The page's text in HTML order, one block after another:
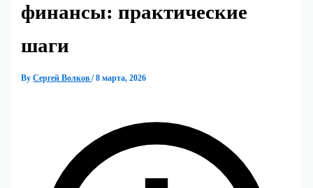
финансы: практические
шаги
ByСергей Волков/8 марта, 2026